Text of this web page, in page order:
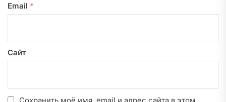
Email *
Сайт
Сохранить моё имя, email и адрес сайта в этом